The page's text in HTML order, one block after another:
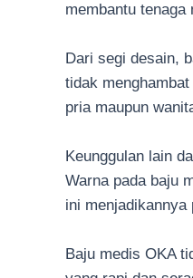
membantu
Dari segi desain,
tidak
pria maupun
Keunggulan lain
Warna pada baju
ini
Baju medis OKA